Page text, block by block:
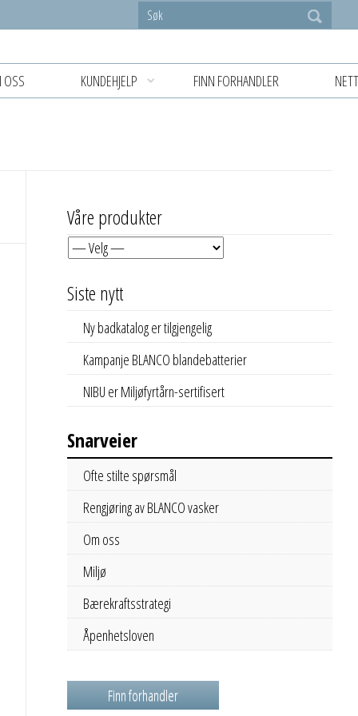
KUNDEHJELP FINN FORHANDLER
Våre produkter
Siste nytt
Ny badkatalog er tilgjengelig
Kampanje BLANCO blandebatterier
NIBU er Miljøfyrtårn-sertifisert
Snarveier
Ofte stilte spørsmål
Rengjøring av BLANCO vasker
Om oss
Miljø
Bærekraftsstrategi
Åpenhetsloven
Finn forhandler